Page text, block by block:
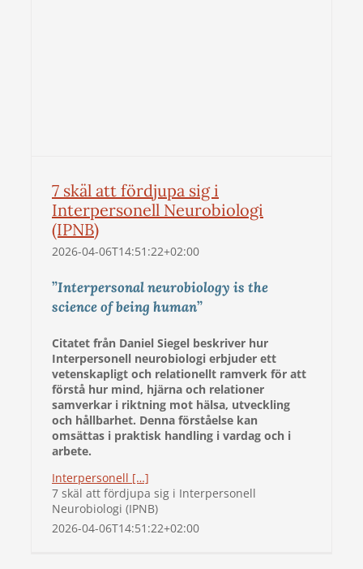
7 skäl att fördjupa sig i
Interpersonell Neurobiologi
(IPNB)
2026-04-06T14:51:22+02:00
”Interpersonal neurobiology is the
science of being human”
Citatet från Daniel Siegel beskriver hur
Interpersonell neurobiologi erbjuder ett
vetenskapligt och relationellt ramverk för att
förstå hur mind, hjärna och relationer
samverkar i riktning mot hälsa, utveckling
och hållbarhet. Denna förståelse kan
omsättas i praktisk handling i vardag och i
arbete.
Interpersonell […]
7 skäl att fördjupa sig i Interpersonell
Neurobiologi (IPNB)
2026-04-06T14:51:22+02:00